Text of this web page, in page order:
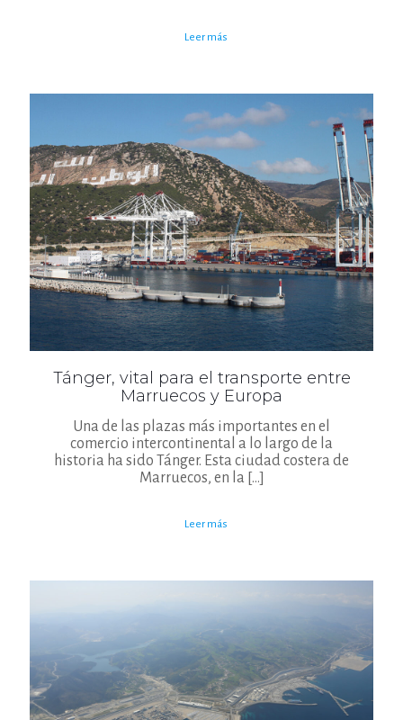
Leer más
Tánger, vital para el transporte entre
Marruecos y Europa
Una de las plazas más importantes en el
comercio intercontinental a lo largo de la
historia ha sido Tánger. Esta ciudad costera de
Marruecos, en la […]
Leer más